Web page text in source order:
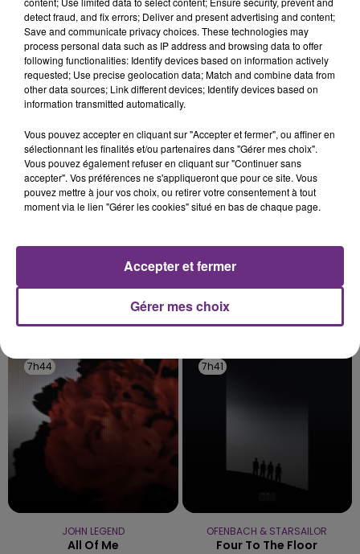
7 août 2026
LA CENTRALE NUCLÉAIRE DE CHOOZ
TOUJOURS À L'ARRÊT
Cela fait déjà une semaine que la centrale
nucléaire ardennaise est à l'arrêt. Une situation
justifiée par la sécheresse intense qui est toujours
7 août 2026
SES PORTES
C'était l'une des institutions du centre-ville
rémois. Le magasin JouéClub est contraint de
fermer ses portes.
TITRES DIFFUSÉS
7h44
7h44
JOHN LEGEND
All Of Me
7h41
7h41
OFENBACH & STARSAILOR
Four To The Floor
detect fraud, and fix errors; Deliver and present advertising and content;
Save and communicate privacy choices. These technologies may
process personal data such as IP address and browsing data to offer
following functionalities: Identify devices based on information actively
requested; Use precise geolocation data; Match and combine data from
other data sources; Link different devices; Identify devices based on
information transmitted automatically.
Vous pouvez accepter en cliquant sur "Accepter et fermer", ou affiner en
sélectionnant les finalités et/ou partenaires dans "Gérer mes choix".
Vous pouvez également refuser en cliquant sur "Continuer sans
accepter". Vos préférences ne s'appliqueront que pour ce site. Vous
pouvez mettre à jour vos choix, ou retirer votre consentement à tout
moment via le lien "Gérer les cookies" situé en bas de chaque page.
Gérer mes choix
Accepter et fermer